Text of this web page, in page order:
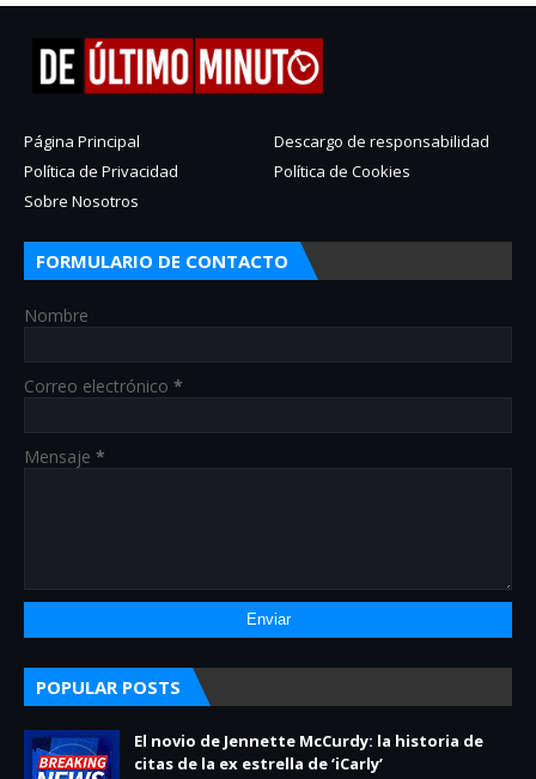
Página Principal
Descargo de responsabilidad
Política de Privacidad
Política de Cookies
Sobre Nosotros
FORMULARIO DE CONTACTO
Nombre
Correo electrónico *
Mensaje *
POPULAR POSTS
El novio de Jennette McCurdy: la historia de
citas de la ex estrella de ‘iCarly’